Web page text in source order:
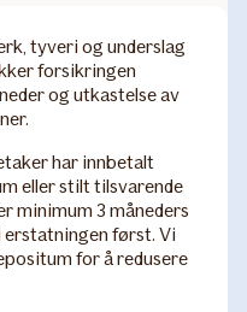
tyveri og underslag
forsikringen
og utkastelse av
har innbetalt
eller stilt tilsvarende
minimum 3 måneders
erstatningen først. Vi
for å redusere